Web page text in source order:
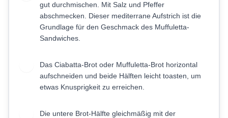
gut durchmischen. Mit Salz und Pfeffer
abschmecken. Dieser mediterrane Aufstrich ist die
Grundlage für den Geschmack des Muffuletta-
Sandwiches.
Das Ciabatta-Brot oder Muffuletta-Brot horizontal
aufschneiden und beide Hälften leicht toasten, um
etwas Knusprigkeit zu erreichen.
Die untere Brot-Hälfte gleichmäßig mit der